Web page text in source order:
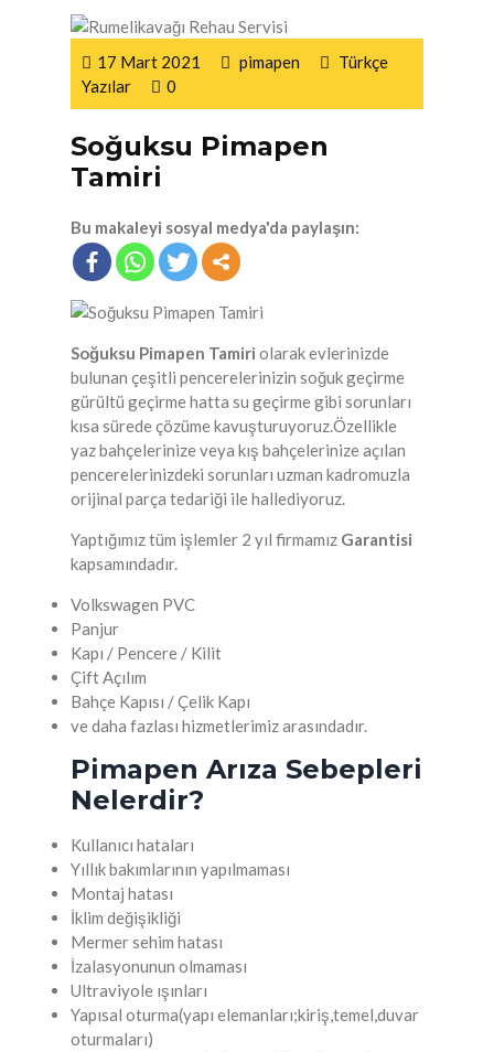
17 Mart 2021 pimapen
Türkçe
Yazılar
0
Soğuksu Pimapen
Tamiri
Bu makaleyi sosyal medya'da paylaşın:
Soğuksu Pimapen Tamiri olarak evlerinizde
bulunan çeşitli pencerelerinizin soğuk geçirme
gürültü geçirme hatta su geçirme gibi sorunları
kısa sürede çözüme kavuşturuyoruz.Özellikle
yaz bahçelerinize veya kış bahçelerinize açılan
pencerelerinizdeki sorunları uzman kadromuzla
orijinal parça tedariği ile hallediyoruz.
Yaptığımız tüm işlemler 2 yıl firmamız Garantisi
kapsamındadır.
Volkswagen PVC
Panjur
Kapı / Pencere / Kilit
Çift Açılım
Bahçe Kapısı / Çelik Kapı
ve daha fazlası hizmetlerimiz arasındadır.
Pimapen Arıza Sebepleri
Nelerdir?
Kullanıcı hataları
Yıllık bakımlarının yapılmaması
Montaj hatası
İklim değişikliği
Mermer sehim hatası
İzalasyonunun olmaması
Ultraviyole ışınları
Yapısal oturma(yapı elemanları;kiriş,temel,duvar
oturmaları)